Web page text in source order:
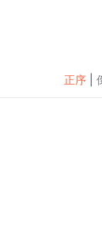
成语故事、成语
广大小读者能够
正序